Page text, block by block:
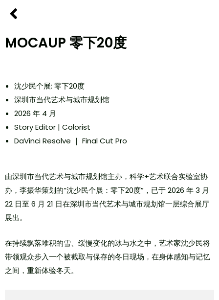
MOCAUP 零下20度
沈少民个展: 零下20度
深圳市当代艺术与城市规划馆
2026 年 4 月
Story Editor | Colorist
DaVinci Resolve ｜ Final Cut Pro
由深圳市当代艺术与城市规划馆主办，科学+艺术联合实验室协
办，李振华策划的“沈少民个展：零下20度”，已于 2026 年 3 月
22 日至 6 月 21 日在深圳市当代艺术与城市规划馆一层综合展厅
展出。
在持续飘落堆积的雪、缓慢变化的冰与水之中，艺术家沈少民将
带领观众步入一个被截取与保存的冬日现场，在身体感知与记忆
之间，重新体验冬天。